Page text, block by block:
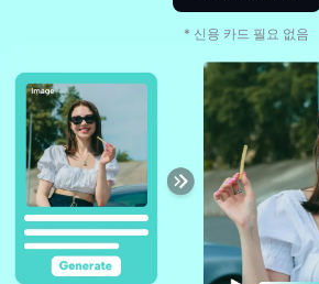
* 신용 카드 필요 없음